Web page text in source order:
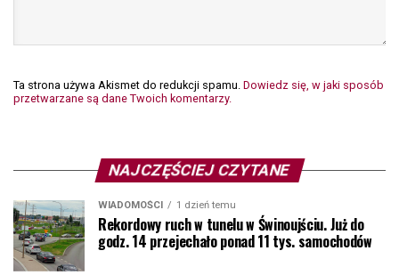
Ta strona używa Akismet do redukcji spamu. Dowiedz się, w jaki sposób
przetwarzane są dane Twoich komentarzy.
NAJCZĘŚCIEJ CZYTANE
WIADOMOŚCI 1 dzień temu
Rekordowy ruch w tunelu w Świnoujściu. Już do
godz. 14 przejechało ponad 11 tys. samochodów